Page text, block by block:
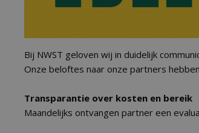
Bij NWST geloven wij in duidelijk
Onze beloftes naar onze partners
Transparantie over kosten en bereik
Maandelijks ontvangen partner een